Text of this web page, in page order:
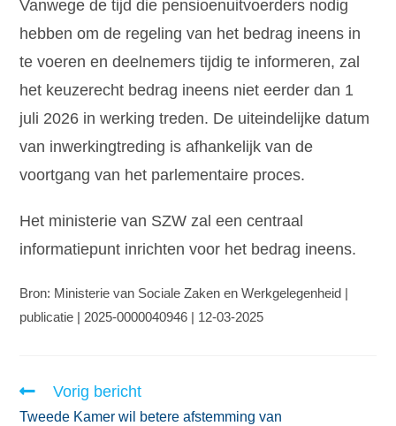
Vanwege de tijd die pensioenuitvoerders nodig
hebben om de regeling van het bedrag ineens in
te voeren en deelnemers tijdig te informeren, zal
het keuzerecht bedrag ineens niet eerder dan 1
juli 2026 in werking treden. De uiteindelijke datum
van inwerkingtreding is afhankelijk van de
voortgang van het parlementaire proces.
Het ministerie van SZW zal een centraal
informatiepunt inrichten voor het bedrag ineens.
Bron: Ministerie van Sociale Zaken en Werkgelegenheid |
publicatie | 2025-0000040946 | 12-03-2025
Vorig bericht
Tweede Kamer wil betere afstemming van